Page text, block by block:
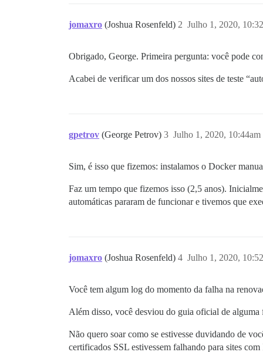
jomaxro (Joshua Rosenfeld) Julho 1, 2020,
2
Obrigado, George. Primeira pergunta: você pode
Acabei de verificar um dos nossos sites de teste
gpetrov (George Petrov) Julho 1, 2020, 10:44am
3
Sim, é isso que fizemos: instalamos o Docker
Faz um tempo que fizemos isso (2,5 anos).
automáticas pararam de funcionar e tivemos que
jomaxro (Joshua Rosenfeld) Julho 1, 2020,
4
Você tem algum log do momento da falha na
Além disso, você desviou do guia oficial de
Não quero soar como se estivesse duvidando de
certificados SSL estivessem falhando para sites